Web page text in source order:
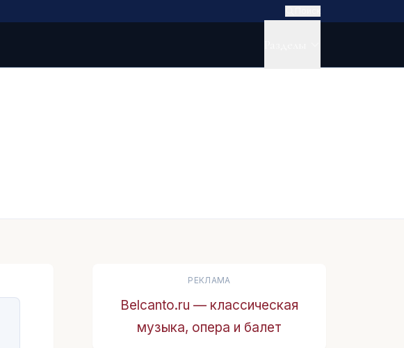
РЕКЛАМА
Belcanto.ru — классическая
музыка, опера и балет